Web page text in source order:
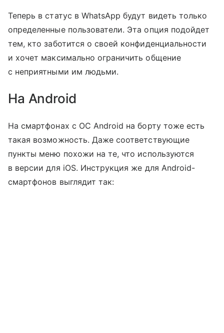
Теперь в статус в WhatsApp будут видеть только
определенные пользователи. Эта опция подойдет
тем, кто заботится о своей конфиденциальности
и хочет максимально ограничить общение
с неприятными им людьми.
На Android
На смартфонах с ОС Android на борту тоже есть
такая возможность. Даже соответствующие
пункты меню похожи на те, что используются
в версии для iOS. Инструкция же для Android-
смартфонов выглядит так: